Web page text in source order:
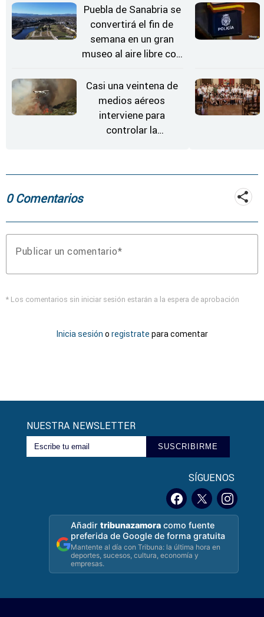
Estrellas
Puebla de Sanabria se
convertirá el fin de
semana en un gran
museo al aire libre con
Casi una veintena de
medios aéreos
interviene para
controlar la
Fermoselle
0 Comentarios
Publicar un comentario
* Los comentarios sin iniciar sesión estarán a la espera de aprobación
Inicia sesión o registrate para comentar
NUESTRA NEWSLETTER
SUSCRIBIRME
SÍGUENOS
Añadirtribunazamora como fuente
preferida de Google de forma gratuita
Mantente al día con Tribuna: la última hora en
deportes, sucesos, cultura, economía y
empresas.